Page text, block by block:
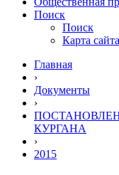
Поиск
Поиск
Карта сайта
Главная
›
Документы
›
КУРГАНА
›
2015